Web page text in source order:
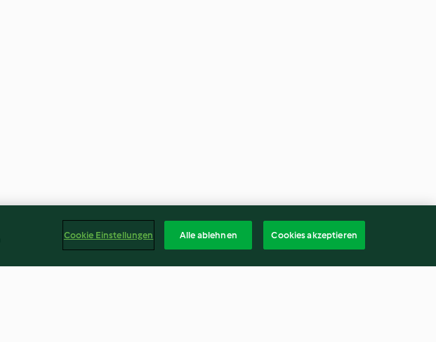
Cookie Einstellungen Alle ablehnen Cookies akzeptieren